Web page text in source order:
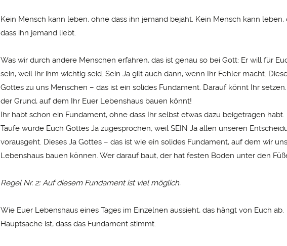
Kein Mensch kann leben, ohne dass ihn jemand bejaht. Kein Mensch kann leben,
dass ihn jemand liebt.
Was wir durch andere Menschen erfahren, das ist genau so bei Gott: Er will für
sein, weil Ihr ihm wichtig seid. Sein Ja gilt auch dann, wenn Ihr Fehler macht.
Gottes zu uns Menschen – das ist ein solides Fundament. Darauf könnt Ihr
der Grund, auf dem Ihr Euer Lebenshaus bauen könnt!
Ihr habt schon ein Fundament, ohne dass Ihr selbst etwas dazu beigetragen habt.
Taufe wurde Euch Gottes Ja zugesprochen, weil SEIN Ja allen unseren
vorausgeht. Dieses Ja Gottes – das ist wie ein solides Fundament, auf dem wir
Lebenshaus bauen können. Wer darauf baut, der hat festen Boden unter den
Regel Nr. 2: Auf diesem Fundament ist viel möglich.
Wie Euer Lebenshaus eines Tages im Einzelnen aussieht, das hängt von Euch ab.
Hauptsache ist, dass das Fundament stimmt.